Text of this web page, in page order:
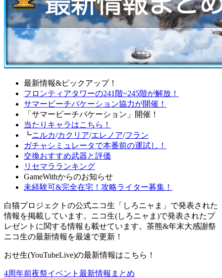
最新情報&ピックアップ！
フロンティアタワーの241階~245階が解放！
サマービーチバケーション協力が開催！
「サマービーチバケーション」開催！
当たりキャラはこちら！
┗ニルカ/カクリア/エレノア/フラン
ガチャシミュレータで本番前の運試し！
交換おすすめ武器と評価
リセマラランキング
GameWithからのお知らせ
未経験可&完全在宅！攻略ライター募集！
白猫プロジェクトの公式ニコ生「しろニャま」で発表された
情報を掲載しています。ニコ生(しろニャま)で発表されたプ
レゼントに関する情報も載せています。茶熊&年末大感謝祭
ニコ生の最新情報を最速で更新！
おせ生(YouTubeLive)の最新情報はこちら！
4周年前夜祭イベント最新情報まとめ